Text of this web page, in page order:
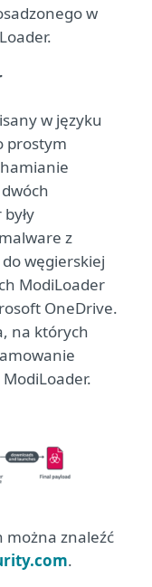
w
w języku
prostym
z
węgierskiej
ModiLoader
OneDrive.
na których
można znaleźć
.